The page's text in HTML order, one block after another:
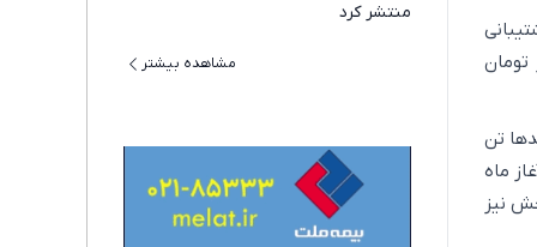
منجمد و با قیمت هر کیلوگرم ۳۶۹ هزار تومان
تن
ماه
نیز
منتشر کرد
مشاهده بیشتر